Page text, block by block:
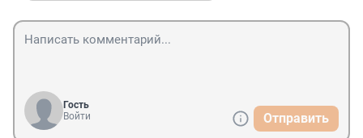
Гость
Войти
Отправить